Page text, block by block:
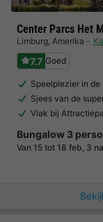
Center Parcs Het
Limburg, Amerika
7.7 Goed
Speelplezier in de
Sjees van de
Vlak bij
Bungalow 3
Van 15 tot 18 feb, 3